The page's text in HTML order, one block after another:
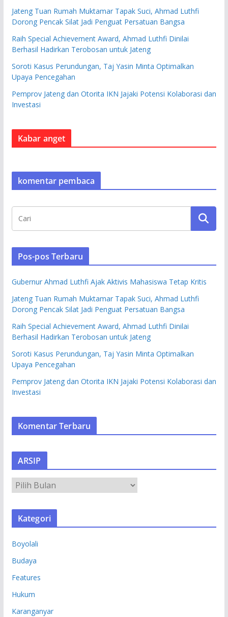
Jateng Tuan Rumah Muktamar Tapak Suci, Ahmad Luthfi
Dorong Pencak Silat Jadi Penguat Persatuan Bangsa
Raih Special Achievement Award, Ahmad Luthfi Dinilai
Berhasil Hadirkan Terobosan untuk Jateng
Soroti Kasus Perundungan, Taj Yasin Minta Optimalkan
Upaya Pencegahan
Pemprov Jateng dan Otorita IKN Jajaki Potensi Kolaborasi dan
Investasi
Kabar anget
komentar pembaca
Pos-pos Terbaru
Gubernur Ahmad Luthfi Ajak Aktivis Mahasiswa Tetap Kritis
Jateng Tuan Rumah Muktamar Tapak Suci, Ahmad Luthfi
Dorong Pencak Silat Jadi Penguat Persatuan Bangsa
Raih Special Achievement Award, Ahmad Luthfi Dinilai
Berhasil Hadirkan Terobosan untuk Jateng
Soroti Kasus Perundungan, Taj Yasin Minta Optimalkan
Upaya Pencegahan
Pemprov Jateng dan Otorita IKN Jajaki Potensi Kolaborasi dan
Investasi
Komentar Terbaru
ARSIP
R
S
Kategori
Boyolali
Budaya
Features
Hukum
Karanganyar